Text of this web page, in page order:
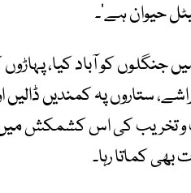
حیوان ہے‘۔
جنگلوں کو آباد کیا،
ستاروں پہ کمندیں ڈالیں
و تخریب کی اس کشمکش
بھی کماتا رہا۔